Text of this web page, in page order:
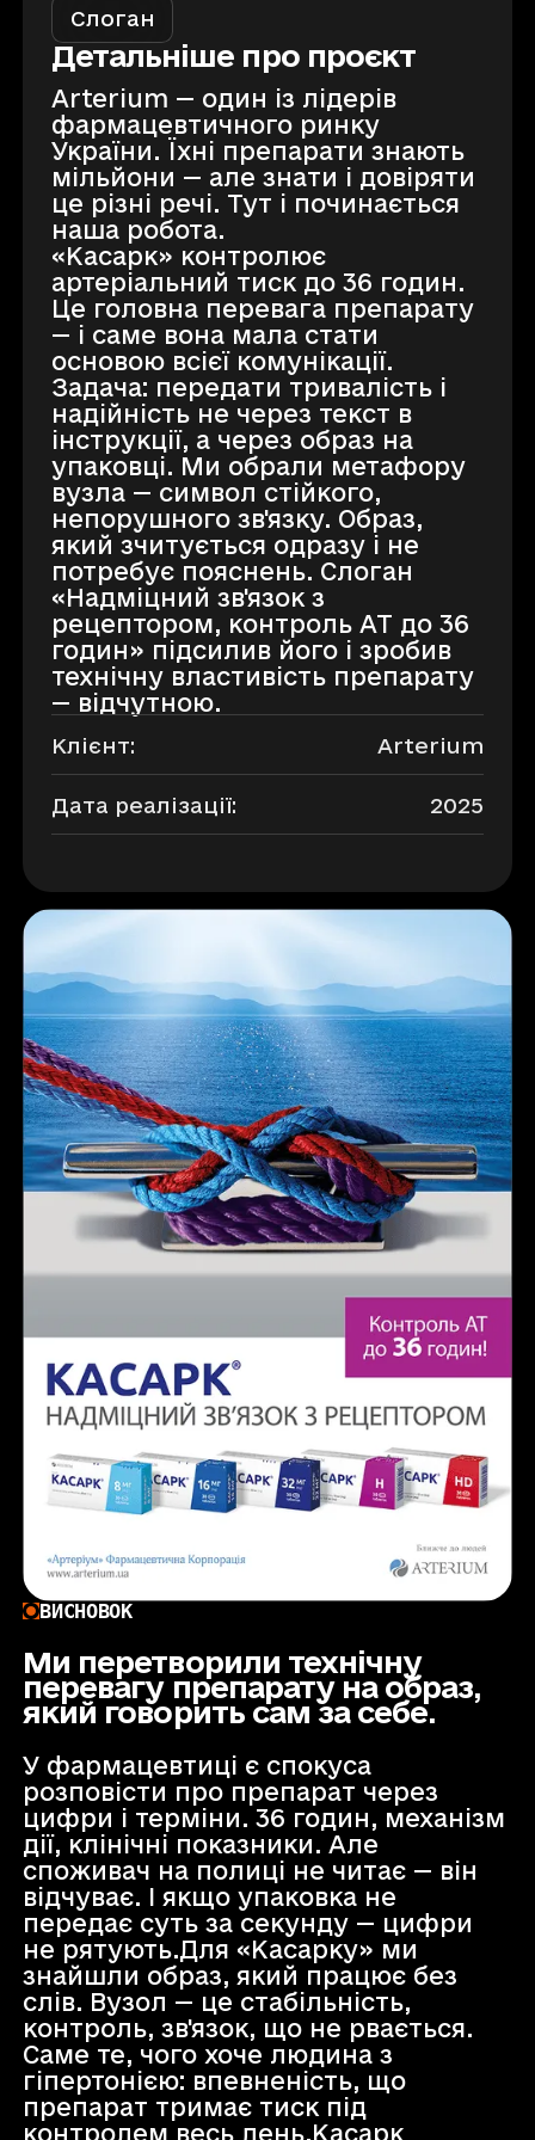
Слоган
Детальніше про проєкт
Arterium — один із лідерів
фармацевтичного ринку
України. Їхні препарати знають
мільйони — але знати і довіряти
це різні речі. Тут і починається
наша робота.
«Касарк» контролює
артеріальний тиск до 36 годин.
Це головна перевага препарату
— і саме вона мала стати
основою всієї комунікації.
Задача: передати тривалість і
надійність не через текст в
інструкції, а через образ на
упаковці. Ми обрали метафору
вузла — символ стійкого,
непорушного зв'язку. Образ,
який зчитується одразу і не
потребує пояснень. Слоган
«Надміцний зв'язок з
рецептором, контроль АТ до 36
годин» підсилив його і зробив
технічну властивість препарату
— відчутною.
Клієнт: Arterium
Дата реалізації: 2025
ВИСНОВОК
Ми перетворили технічну
перевагу препарату на образ,
який говорить сам за себе.
У фармацевтиці є спокуса
розповісти про препарат через
цифри і терміни. 36 годин, механізм
дії, клінічні показники. Але
споживач на полиці не читає — він
відчуває. І якщо упаковка не
передає суть за секунду — цифри
не рятують.Для «Касарку» ми
знайшли образ, який працює без
слів. Вузол — це стабільність,
контроль, зв'язок, що не рвається.
Саме те, чого хоче людина з
гіпертонією: впевненість, що
препарат тримає тиск під
контролем весь день.Касарк